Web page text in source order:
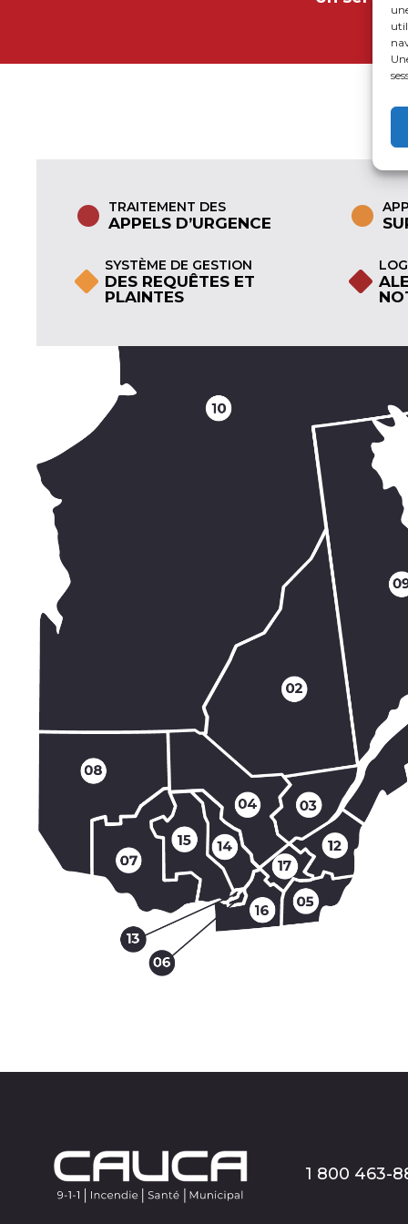
Téléphone
Municipalité*
*Les champs munis d’un astérisque sont
Envoyer
TRAITEMENT DES
APPELS D’URGENCE
SYSTÈME DE GESTION
DES REQUÊTES ET
PLAINTES
1 800 463-